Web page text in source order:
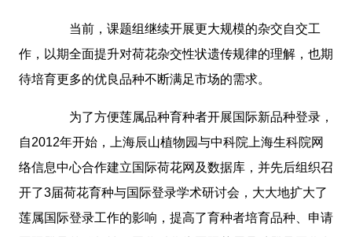
当前，课题组继续开展更大规模的杂交自交工
作，以期全面提升对荷花杂交性状遗传规律的理解，也期
待培育更多的优良品种不断满足市场的需求。
为了方便莲属品种育种者开展国际新品种登录，
自2012年开始，上海辰山植物园与中科院上海生科院网
络信息中心合作建立国际荷花网及数据库，并先后组织召
开了3届荷花育种与国际登录学术研讨会，大大地扩大了
莲属国际登录工作的影响，提高了育种者培育品种、申请